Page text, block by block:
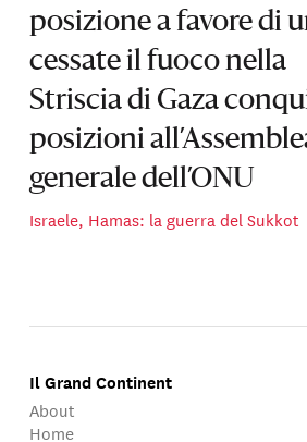
posizione a favore di
cessate il fuoco nella
Striscia di Gaza
posizioni
generale dell’ONU
Israele, Hamas: la guerra del Sukkot
Il Grand Continent
About
Home